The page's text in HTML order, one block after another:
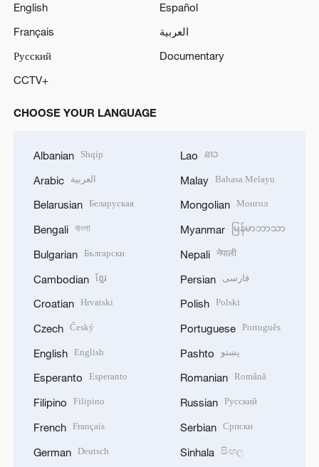
English
Español
Français
العربية
Русский
Documentary
CCTV+
CHOOSE YOUR LANGUAGE
Albanian Shqip
Arabic العربية
Belarusian Беларуская
Bengali বাংলা
Bulgarian Български
Cambodian ខ្មែរ
Croatian Hrvatski
Czech Český
English English
Esperanto Esperanto
Filipino Filipino
French Français
German Deutsch
Lao ລາວ
Malay Bahasa Melayu
Mongolian Монгол
Myanmar မြန်မာဘာသာ
Nepali नेपाली
Persian فارسی
Polish Polski
Portuguese Português
Pashto پښتو
Romanian Română
Russian Русский
Serbian Српски
Sinhala සිංහල